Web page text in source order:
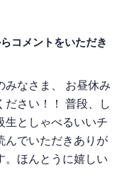
コメントをいただき
みなさま、 お昼休み
ださい！！ 普段、し
生としゃべるいいチ
んでいただきありが
。ほんとうに嬉しい